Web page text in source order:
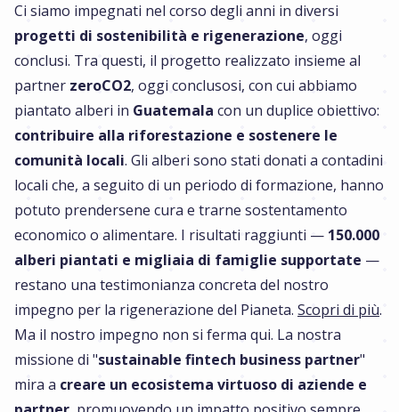
Ci siamo impegnati nel corso degli anni in diversi
progetti di sostenibilità e rigenerazione, oggi
conclusi. Tra questi, il progetto realizzato insieme al
partner zeroCO2, oggi conclusosi, con cui abbiamo
piantato alberi in Guatemala con un duplice obiettivo:
contribuire alla riforestazione e sostenere le
comunità locali. Gli alberi sono stati donati a contadini
locali che, a seguito di un periodo di formazione, hanno
potuto prendersene cura e trarne sostentamento
economico o alimentare. I risultati raggiunti — 150.000
alberi piantati e migliaia di famiglie supportate —
restano una testimonianza concreta del nostro
impegno per la rigenerazione del Pianeta. Scopri di più.
Ma il nostro impegno non si ferma qui. La nostra
missione di "sustainable fintech business partner"
mira a creare un ecosistema virtuoso di aziende e